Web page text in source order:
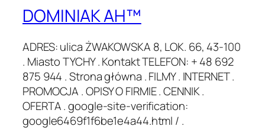
DOMINIAK AH™
ADRES: ulica ŻWAKOWSKA 8, LOK. 66, 43-100
. Miasto TYCHY . Kontakt TELEFON: + 48 692
875 944 . Strona główna . FILMY . INTERNET .
PROMOCJA . OPISY O FIRMIE . CENNIK .
OFERTA . google-site-verification:
google6469f1f6be1e4a44.html / .